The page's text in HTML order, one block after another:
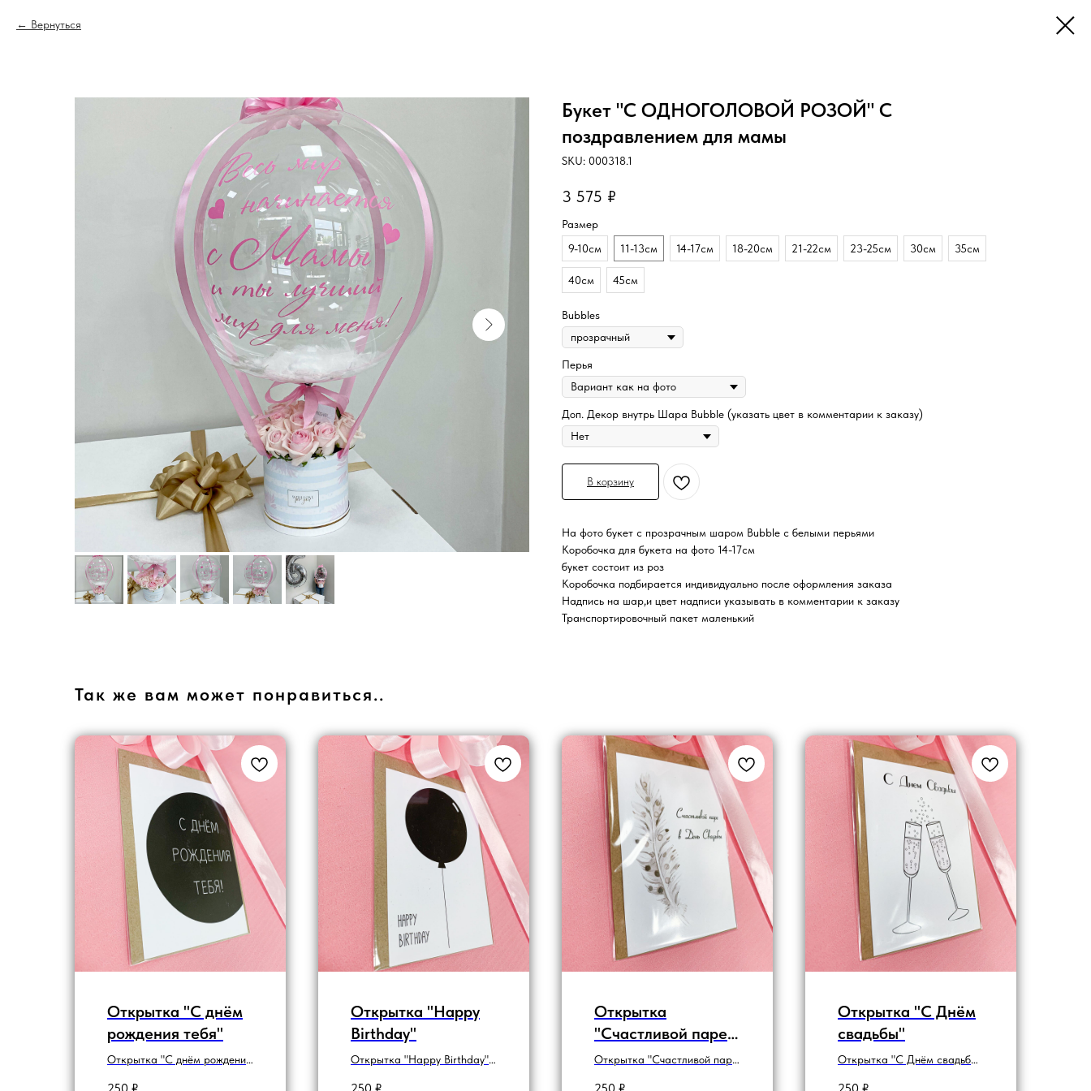
Вернуться
Букет "С ОДНОГОЛОВОЙ РОЗОЙ" С
поздравлением для мамы
SKU: 000318.1
3 575 ₽
Размер
9-10см
11-13см 14-17см 18-20см 21-22см 23-25см 30см 35см
40см 45см
Bubbles
Перья
Доп. Декор внутрь Шара Bubble (указать цвет в комментарии к заказу)
В корзину
На фото букет с прозрачным шаром Bubble с белыми перьями
Коробочка для букета на фото 14-17см
букет состоит из роз
Коробочка подбирается индивидуально после оформления заказа
Надпись на шар,и цвет надписи указывать в комментарии к заказу
Транспортировочный пакет маленький
Так же вам может понравиться..
Открытка "С днём
рождения тебя"
Открытка "С днём рождения
Открытка "Happy
Birthday"
Открытка "Happy Birthday"
Открытка
"Счастливой паре
,в день свадьбы"
Открытка "Счастливой паре
Открытка "С Днём
свадьбы"
Открытка "С Днём свадьбы"